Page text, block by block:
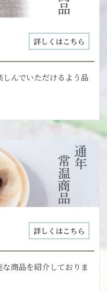
詳しくはこちら
んでいただけるよう品
詳しくはこちら
商品を紹介しておりま